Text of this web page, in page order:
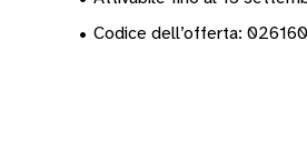
• Codice dell’offerta: